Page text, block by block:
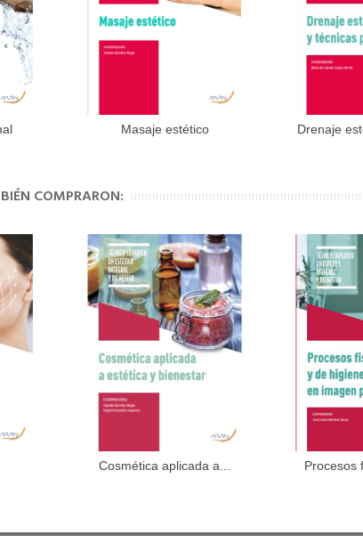
Añadir al carrito
Masaje estético
Drenaje
COMPRARON:
Añadir al carrito
Cosmética aplicada a... Procesos